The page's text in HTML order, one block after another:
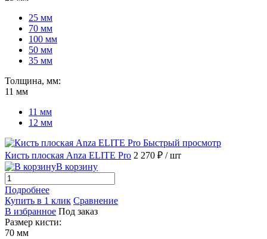
25 мм
70 мм
100 мм
50 мм
35 мм
Толщина, мм:
11 мм
11 мм
12 мм
Быстрый просмотр
Кисть плоская Anza ELITE Pro 2 270 ₽ / шт
В корзину
Подробнее
Купить в 1 клик Сравнение
В избранное Под заказ
Размер кисти:
70 мм